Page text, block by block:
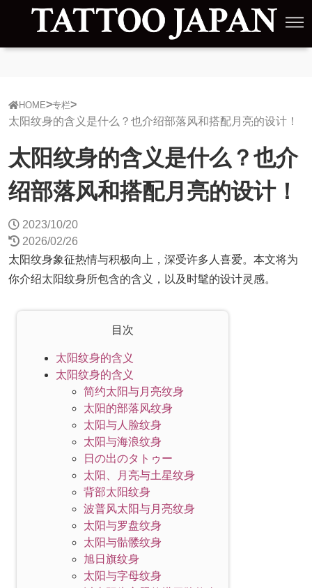
HOME 专栏
太阳纹身的含义是什么？也介绍部落风和搭配月亮的设计！
太阳纹身的含义是什么？也介
绍部落风和搭配月亮的设计！
2023/10/20
2026/02/26
太阳纹身象征热情与积极向上，深受许多人喜爱。本文将为
你介绍太阳纹身所包含的含义，以及时髦的设计灵感。
目次
太阳纹身的含义
太阳纹身的含义
简约太阳与月亮纹身
太阳的部落风纹身
太阳与人脸纹身
太阳与海浪纹身
日の出のタトゥー
太阳、月亮与土星纹身
背部太阳纹身
波普风太阳与月亮纹身
太阳与罗盘纹身
太阳与骷髅纹身
旭日旗纹身
太阳与字母纹身